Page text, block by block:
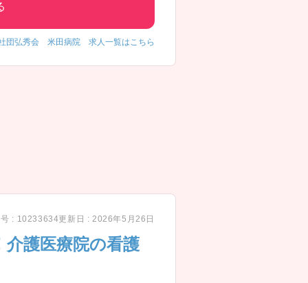
団弘秀会 米田病院 求人一覧はこちら
号 : 10233634更新日 : 2026年5月26日
護医療院の看護